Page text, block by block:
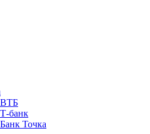
ВТБ
банк
Точка